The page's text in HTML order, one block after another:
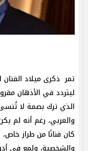
تمر ذكرى ميلاد الفنان
ليتردد في الأذهان
الذي ترك بصمة لا
والعربي، رغم أنه لم
كان فنانًا من طراز
والشخصية، ولمع في